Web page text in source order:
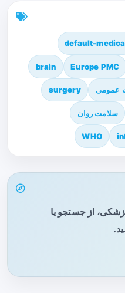
default-
Europe PMC
brain
عمومی surgery
سلامت روان
WHO
از جستجو یا